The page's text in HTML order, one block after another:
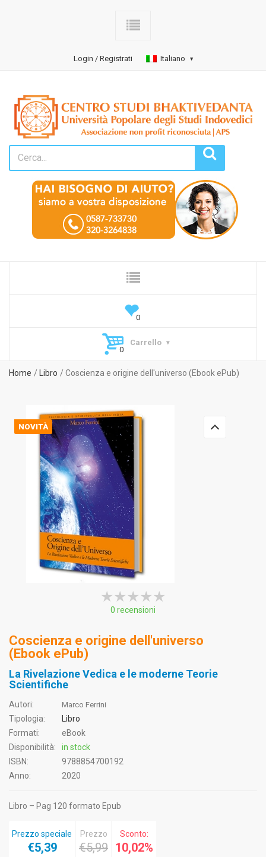
Login / Registrati Italiano
Carrello
Home Libro Coscienza e origine dell'universo (Ebook ePub)
★★★★★
★★★★★
★★★★★
0 recensioni
NOVITÀ
Coscienza e origine dell'universo
(Ebook ePub)
La Rivelazione Vedica e le moderne Teorie
Scientifiche
Autori: Marco Ferrini
Tipologia:
Libro
Formati:
eBook
Disponibilità:
in stock
ISBN:
9788854700192
Anno:
2020
Libro – Pag 120 formato Epub
Prezzo speciale
€5,39
Prezzo
€5,99
Sconto:
10,02%